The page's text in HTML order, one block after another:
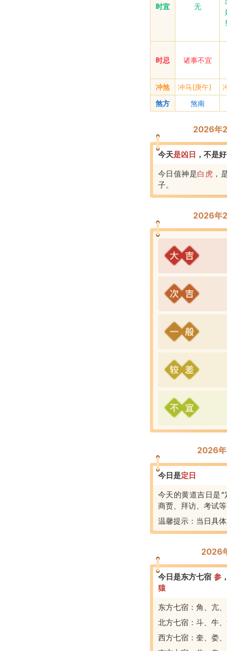
时宜 无
时忌 诸事不宜
冲煞 冲马(庚午)
煞方
煞南
2026年
今天是凶 日 ， 不是
今日值神是白虎 ，
子。
2026年
2026
今日是定 日
今天的黄道吉日是
商贾、拜访、考试
温馨提示：当日具
2026
今日是东方七宿 参
猿
东方七宿：角、亢
北方七宿：斗、牛
西方七宿：奎、娄